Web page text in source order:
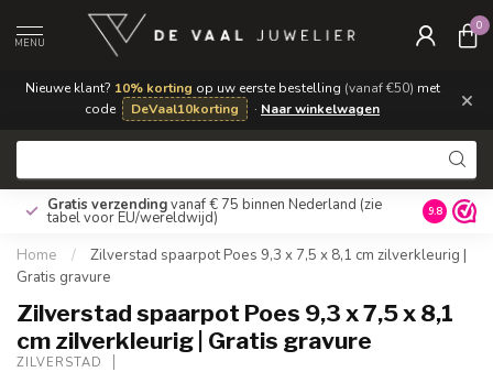
Nieuwe klant? 10% korting op uw eerste bestelling (vanaf €50) met
code
DeVaal10korting · Naar winkelwagen ×
MENU
0
Gratis verzendingvanaf € 75 binnen Nederland (zie
tabel voor EU/wereldwijd) 9.8
Home /
Zilverstad spaarpot Poes 9,3 x 7,5 x 8,1 cm zilverkleurig |
Gratis gravure
Zilverstad spaarpot Poes 9,3 x 7,5 x 8,1
cm zilverkleurig | Gratis gravure
ZILVERSTAD